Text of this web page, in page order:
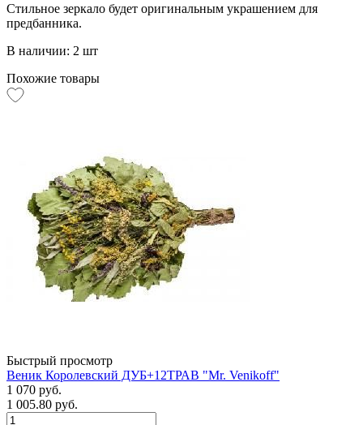
Стильное зеркало будет оригинальным украшением для
предбанника.
В наличии: 2 шт
Похожие товары
Быстрый просмотр
Веник Королевский ДУБ+12ТРАВ "Mr. Venikoff"
1 070 руб.
1 005.80 руб.